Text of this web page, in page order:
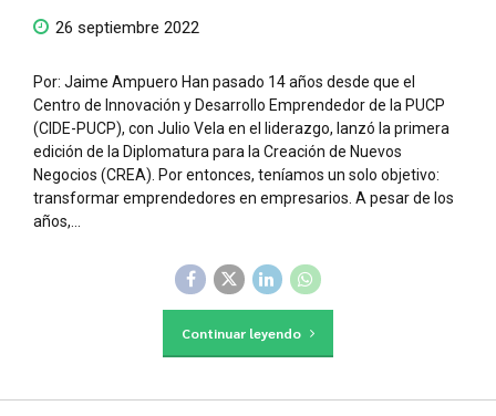
26 septiembre 2022
Por: Jaime Ampuero Han pasado 14 años desde que el
Centro de Innovación y Desarrollo Emprendedor de la PUCP
(CIDE-PUCP), con Julio Vela en el liderazgo, lanzó la primera
edición de la Diplomatura para la Creación de Nuevos
Negocios (CREA). Por entonces, teníamos un solo objetivo:
transformar emprendedores en empresarios. A pesar de los
años,...
Continuar leyendo